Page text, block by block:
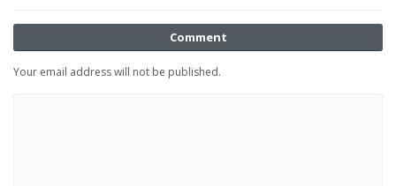
Comment
Your email address will not be published.